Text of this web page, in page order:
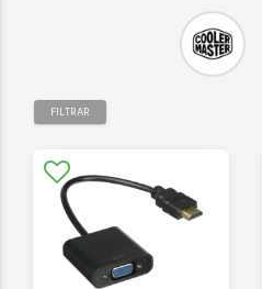
FILTRAR